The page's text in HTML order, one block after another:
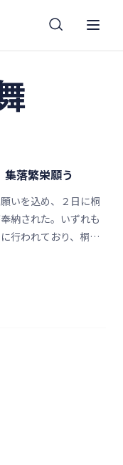
落繁栄願う
いを込め、２日に桐
納された。いずれも
行われており、桐生
「獅子舞日和だね」